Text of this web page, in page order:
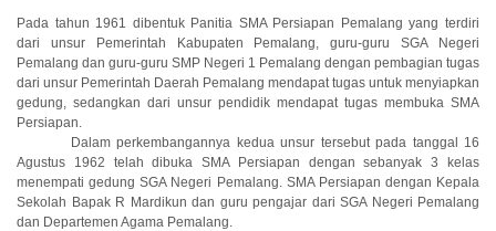
Pada tahun 1961 dibentuk Panitia SMA Persiapan Pemalang yang terdiri
dari unsur Pemerintah Kabupaten Pemalang, guru-guru SGA Negeri
Pemalang dan guru-guru SMP Negeri 1 Pemalang dengan pembagian tugas
dari unsur Pemerintah Daerah Pemalang mendapat tugas untuk menyiapkan
gedung, sedangkan dari unsur pendidik mendapat tugas membuka SMA
Persiapan.
Dalam perkembangannya kedua unsur tersebut pada tanggal 16
Agustus 1962 telah dibuka SMA Persiapan dengan sebanyak 3 kelas
menempati gedung SGA Negeri Pemalang. SMA Persiapan dengan Kepala
Sekolah Bapak R Mardikun dan guru pengajar dari SGA Negeri Pemalang
dan Departemen Agama Pemalang.